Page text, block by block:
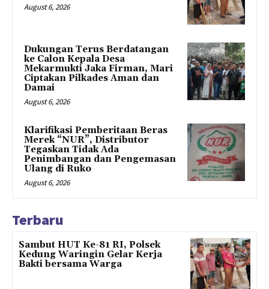
August 6, 2026
Dukungan Terus Berdatangan
ke Calon Kepala Desa
Mekarmukti Jaka Firman, Mari
Ciptakan Pilkades Aman dan
Damai
August 6, 2026
Klarifikasi Pemberitaan Beras
Merek “NUR”, Distributor
Tegaskan Tidak Ada
Penimbangan dan Pengemasan
Ulang di Ruko
August 6, 2026
Terbaru
Sambut HUT Ke-81 RI, Polsek
Kedung Waringin Gelar Kerja
Bakti bersama Warga